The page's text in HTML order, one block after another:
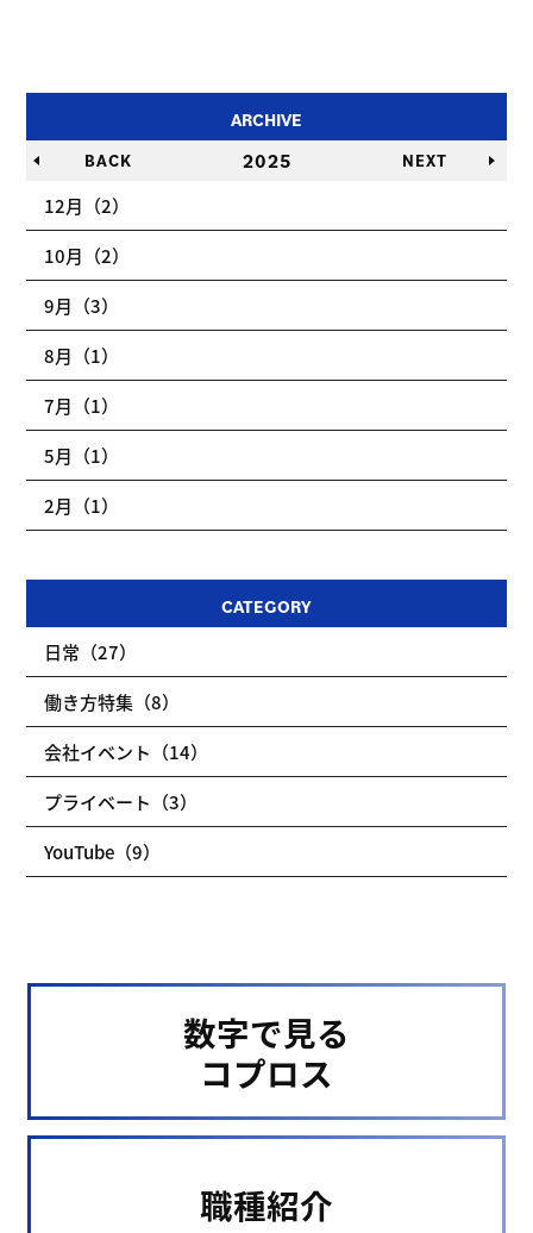
ARCHIVE
BACK 2025 NEXT
12月（2）
10月（2）
9月（3）
8月（1）
7月（1）
5月（1）
2月（1）
CATEGORY
日常（27）
働き方特集（8）
会社イベント（14）
プライベート（3）
YouTube（9）
数字で見る
コプロス
職種紹介